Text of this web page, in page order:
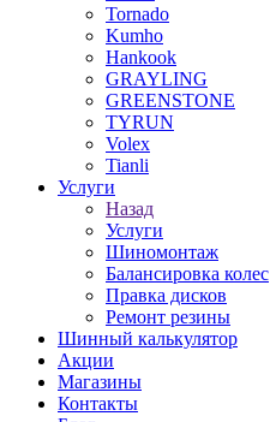
Tornado
Kumho
Hankook
GRAYLING
GREENSTONE
TYRUN
Volex
Tianli
Услуги
Назад
Услуги
Шиномонтаж
Балансировка колес
Правка дисков
Ремонт резины
Шинный калькулятор
Акции
Магазины
Контакты